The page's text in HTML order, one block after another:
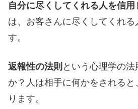
自分に尽くしてくれる人を信用
は、お客さんに尽くしてくれる
す。
返報性の法則 という心理学の
か？人は相手に何かをされる
ります。